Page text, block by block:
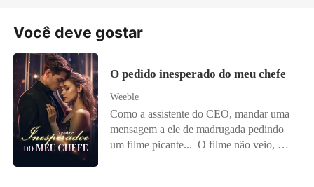
Você deve gostar
O pedido inesperado do meu chefe
Weeble
Como a assistente do CEO, mandar uma
mensagem a ele de madrugada pedindo
um filme picante... O filme não veio, mas